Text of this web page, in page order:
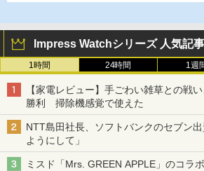
Impress Watchシリーズ 人気記事
1時間 24時間 1週
【家電レビュー】手ごわい雑草との戦
勝利 掃除機感覚で使えた
NTT島田社長、ソフトバンクのセブン
ようにして」
ミスド「Mrs. GREEN APPLE」のコラ